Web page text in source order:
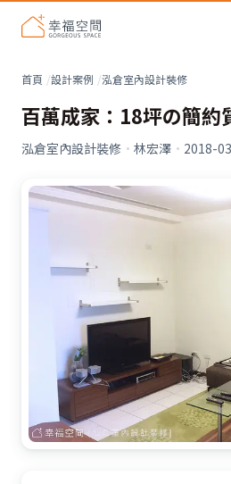
首頁 設計案例 泓倉室內設計裝修
百萬成家：18坪の簡約
泓倉室內設計裝修 · 林宏澤 · 2018-